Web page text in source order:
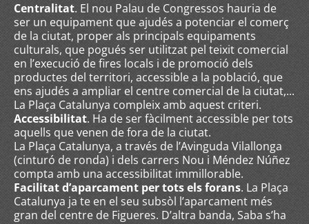
Centralitat. El nou Palau de Congressos hauria de
ser un equipament que ajudés a potenciar el comerç
de la ciutat, proper als principals equipaments
culturals, que pogués ser utilitzat pel teixit comercial
en l’execució de fires locals i de promoció dels
productes del territori, accessible a la població, que
ens ajudés a ampliar el centre comercial de la ciutat,...
La Plaça Catalunya compleix amb aquest criteri.
Accessibilitat. Ha de ser fàcilment accessible per tots
aquells que venen de fora de la ciutat.
La Plaça Catalunya, a través de l’Avinguda Vilallonga
(cinturó de ronda) i dels carrers Nou i Méndez Núñez
compta amb una accessibilitat immillorable.
Facilitat d’aparcament per tots els forans. La Plaça
Catalunya ja te en el seu subsòl l’aparcament més
gran del centre de Figueres. D’altra banda, Saba s’ha